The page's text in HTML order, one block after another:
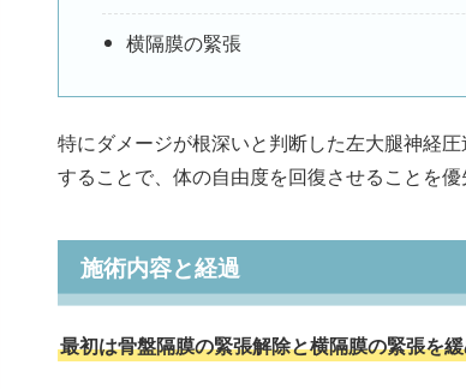
横隔膜の緊張
特にダメージが根深いと判断した左大腿神経
することで、体の自由度を回復させることを優
施術内容と経過
最初は骨盤隔膜の緊張解除と横隔膜の緊張を